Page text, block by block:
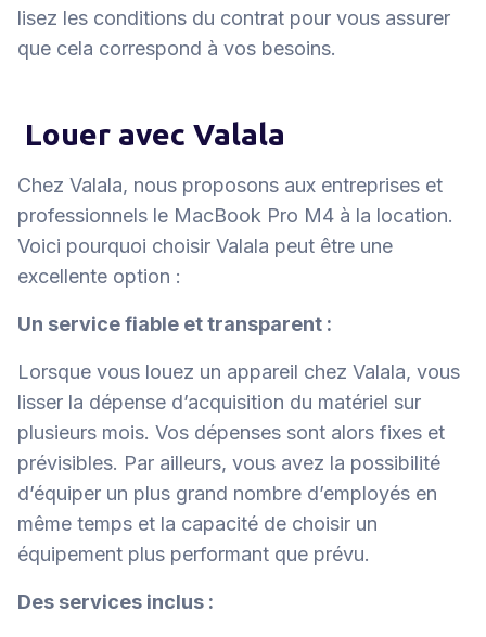
lisez les conditions du contrat pour vous assurer
que cela correspond à vos besoins.
Louer avec Valala
Chez Valala, nous proposons aux entreprises et
professionnels le MacBook Pro M4 à la location.
Voici pourquoi choisir Valala peut être une
excellente option :
Un service fiable et transparent :
Lorsque vous louez un appareil chez Valala, vous
lisser la dépense d’acquisition du matériel sur
plusieurs mois. Vos dépenses sont alors fixes et
prévisibles. Par ailleurs, vous avez la possibilité
d’équiper un plus grand nombre d’employés en
même temps et la capacité de choisir un
équipement plus performant que prévu.
Des services inclus :